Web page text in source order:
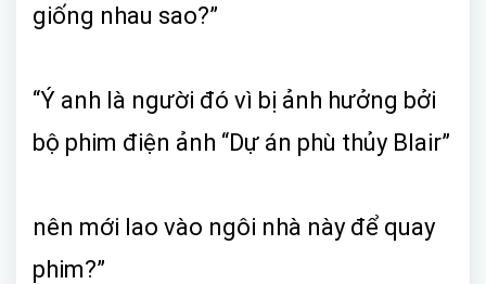
giống nhau sao?”
“Ý anh là người đó vì bị ảnh hưởng bởi
bộ phim điện ảnh “Dự án phù thủy Blair”
nên mới lao vào ngôi nhà này để quay
phim?”